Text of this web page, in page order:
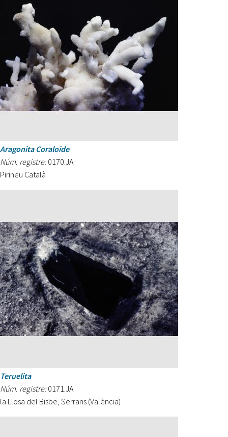
Aragonita Coraloide
Núm. registre: 0170.JA
Pirineu Català
Teruelita
Núm. registre: 0171.JA
la Llosa del Bisbe, Serrans (València)